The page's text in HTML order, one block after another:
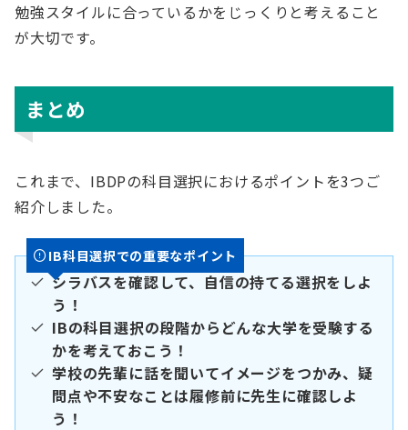
勉強スタイルに合っているかをじっくりと考えること
が大切です。
まとめ
これまで、IBDPの科目選択におけるポイントを3つご
紹介しました。
IB科目選択での重要なポイント
シラバスを確認して、自信の持てる選択をしよ
う！
IBの科目選択の段階からどんな大学を受験する
かを考えておこう！
学校の先輩に話を聞いてイメージをつかみ、疑
問点や不安なことは履修前に先生に確認しよ
う！